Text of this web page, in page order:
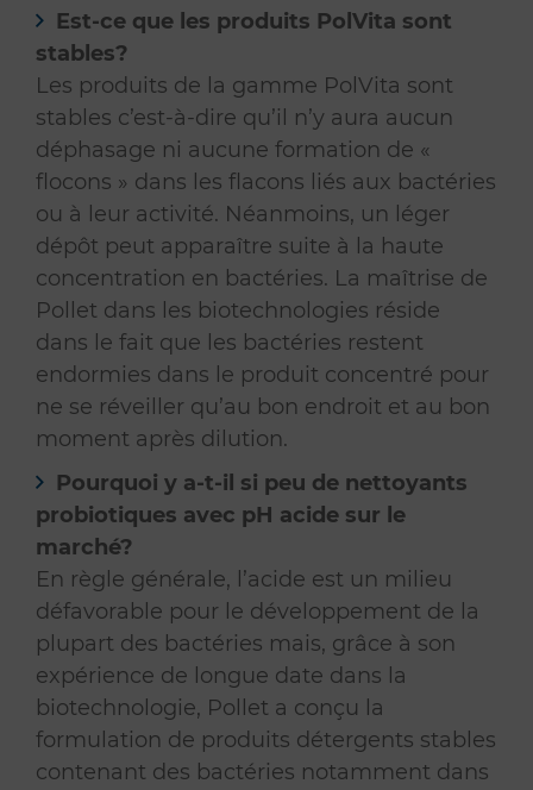
Est-ce que les produits PolVita sont
stables?
Les produits de la gamme PolVita sont
stables c’est-à-dire qu’il n’y aura aucun
déphasage ni aucune formation de «
flocons » dans les flacons liés aux bactéries
ou à leur activité. Néanmoins, un léger
dépôt peut apparaître suite à la haute
concentration en bactéries. La maîtrise de
Pollet dans les biotechnologies réside
dans le fait que les bactéries restent
endormies dans le produit concentré pour
ne se réveiller qu’au bon endroit et au bon
moment après dilution.
Pourquoi y a-t-il si peu de nettoyants
probiotiques avec pH acide sur le
marché?
En règle générale, l’acide est un milieu
défavorable pour le développement de la
plupart des bactéries mais, grâce à son
expérience de longue date dans la
biotechnologie, Pollet a conçu la
formulation de produits détergents stables
contenant des bactéries notamment dans